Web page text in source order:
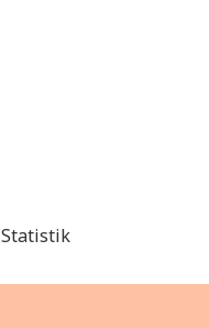
Statistik